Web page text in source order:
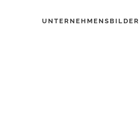
UNTERNEHMENSBILDER